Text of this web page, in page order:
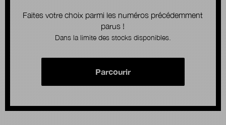
Faites votre choix parmi les numéros précédemment
parus !
Dans la limite des stocks disponibles.
Parcourir